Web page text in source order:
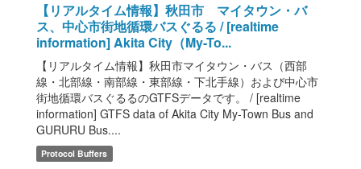
【リアルタイム情報】秋田市 マイタウン・バ
ス、中心市街地循環バスぐるる / [realtime
information] Akita City（My-To...
【リアルタイム情報】秋田市マイタウン・バス（西部
線・北部線・南部線・東部線・下北手線）および中心市
街地循環バスぐるるのGTFSデータです。 / [realtime
information] GTFS data of Akita City My-Town Bus and
GURURU Bus....
Protocol Buffers